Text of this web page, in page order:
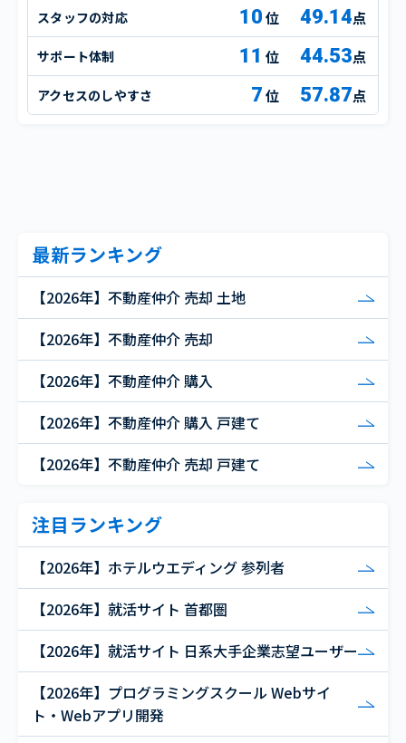
スタッフの対応 10 49.14点
サポート体制 11 44.53点
アクセスのしやすさ 7 57.87点
最新ランキング
【2026年】不動産仲介 売却 土地
【2026年】不動産仲介 売却
【2026年】不動産仲介 購入
【2026年】不動産仲介 購入 戸建て
【2026年】不動産仲介 売却 戸建て
注目ランキング
【2026年】ホテルウエディング 参列者
【2026年】就活サイト 首都圏
【2026年】就活サイト 日系大手企業志望ユーザー
【2026年】プログラミングスクール Webサイ
ト・Webアプリ開発